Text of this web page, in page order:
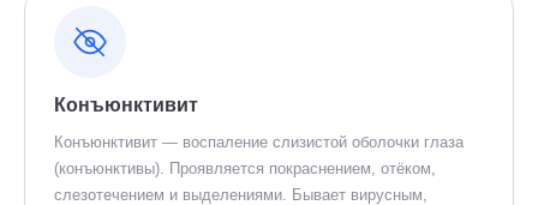
Конъюнктивит
Конъюнктивит — воспаление слизистой оболочки глаза
(конъюнктивы). Проявляется покраснением, отёком,
слезотечением и выделениями. Бывает вирусным,